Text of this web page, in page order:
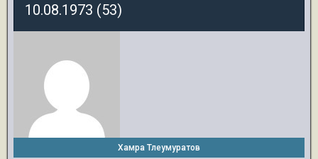
10.08.1973 (53)
Хамра Тлеумуратов